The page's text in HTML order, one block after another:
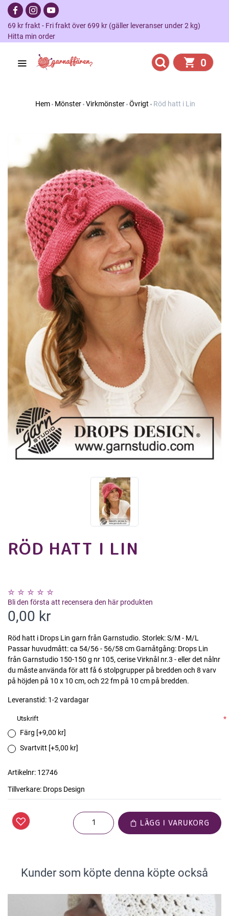
69 kr frakt - Fri frakt över 699 kr (gäller leveranser under 2 kg)
Hitta min order
0
Hem Mönster Virkmönster Övrigt Röd hatt i Lin
RÖD HATT I LIN
Bli den första att recensera den här produkten
0,00 kr
Röd hatt i Drops Lin garn från Garnstudio. Storlek: S/M - M/L
Passar huvudmått: ca 54/56 - 56/58 cm Garnåtgång: Drops Lin
från Garnstudio 150-150 g nr 105, cerise Virknål nr.3 - eller det nålnr
du måste använda för att få 6 stolpgrupper på bredden och 8 varv
på höjden på 10 x 10 cm, och 22 fm på 10 cm på bredden.
Leveranstid: 1-2 vardagar
Utskrift
*
Färg [+9,00 kr]
Svartvitt [+5,00 kr]
Artikelnr: 12746
Tillverkare: Drops Design
LÄGG I VARUKORG
Kunder som köpte denna köpte också